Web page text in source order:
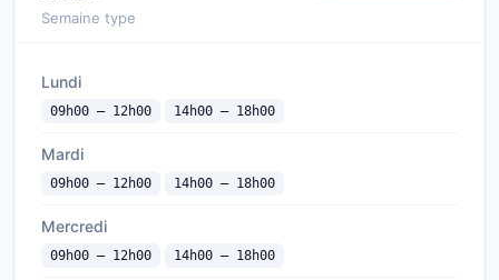
Semaine type
Lundi
09h00 — 12h00 14h00 — 18h00
Mardi
09h00 — 12h00 14h00 — 18h00
Mercredi
09h00 — 12h00 14h00 — 18h00